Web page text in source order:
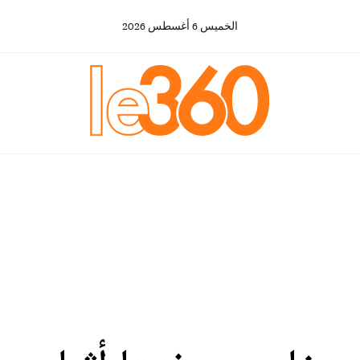
الخميس 6 أغسطس 2026